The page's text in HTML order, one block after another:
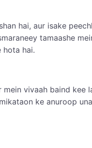
hai, aur isake
tamaashe
hota hai.
vivaah baind
ke anuroop